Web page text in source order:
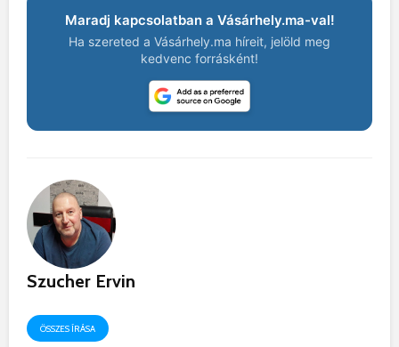
Maradj kapcsolatban a Vásárhely.ma-val!
Ha szereted a Vásárhely.ma híreit, jelöld meg
kedvenc forrásként!
Szucher Ervin
ÖSSZES ÍRÁSA